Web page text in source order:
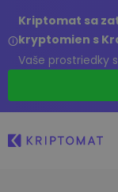
Kriptomat sa
kryptomien s
Vaše prostriedky